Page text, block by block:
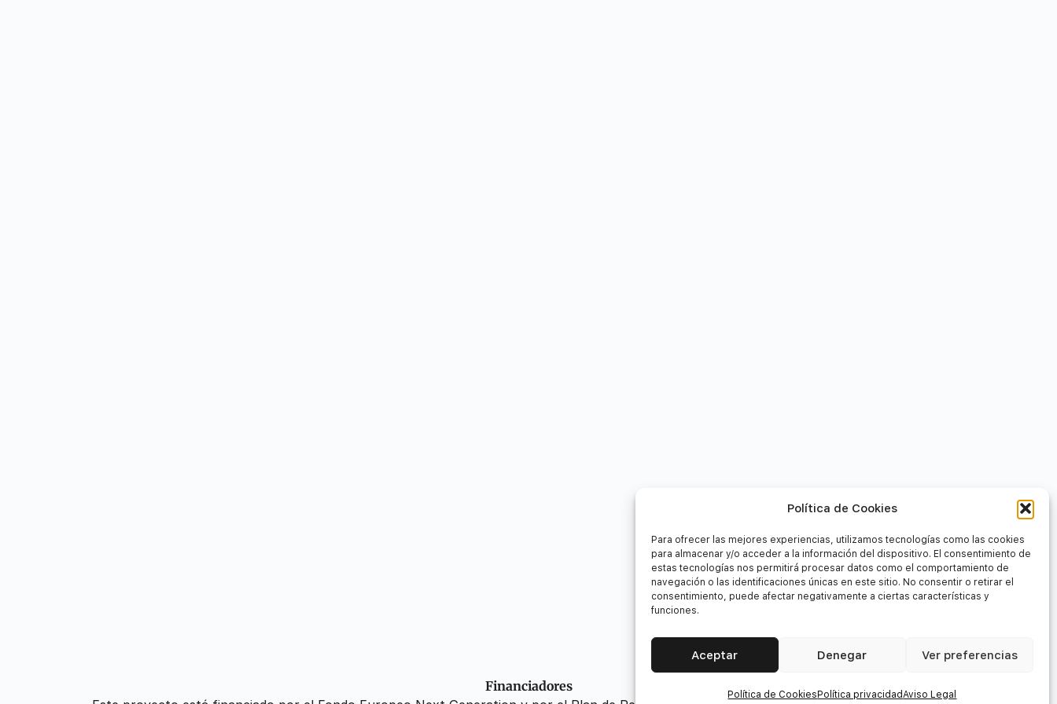
Política de Cookies
Para ofrecer las mejores experiencias, utilizamos tecnologías como las cookies
para almacenar y/o acceder a la información del dispositivo. El consentimiento de
estas tecnologías nos permitirá procesar datos como el comportamiento de
navegación o las identificaciones únicas en este sitio. No consentir o retirar el
consentimiento, puede afectar negativamente a ciertas características y
funciones.
Aceptar Denegar Ver preferencias
Política de Cookies Política privacidadAviso Legal
Financiadores